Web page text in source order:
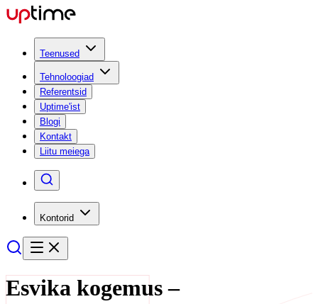
Teenused
Tehnoloogiad
Referentsid
Uptime'ist
Blogi
Kontakt
Liitu meiega
Kontorid
Esvika kogemus –